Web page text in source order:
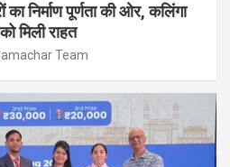
का निर्माण पूर्णता की ओर, कलिंगा
मिली राहत
Team